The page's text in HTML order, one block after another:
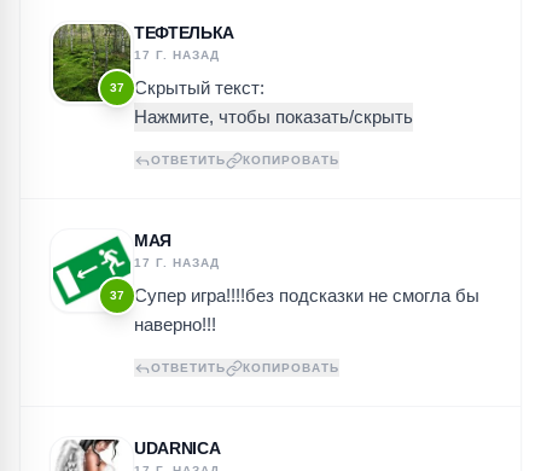
37
ТЕФТЕЛЬКА
17 Г. НАЗАД
Скрытый текст:
ОТВЕТИТЬ КОПИРОВАТЬ
37
МАЯ
17 Г. НАЗАД
Супер игра!!!!без подсказки не смогла бы
наверно!!!
ОТВЕТИТЬ КОПИРОВАТЬ
UDARNICA